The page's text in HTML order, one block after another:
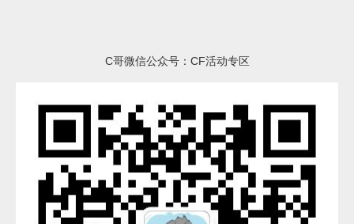
C哥微信公众号：CF活动专区